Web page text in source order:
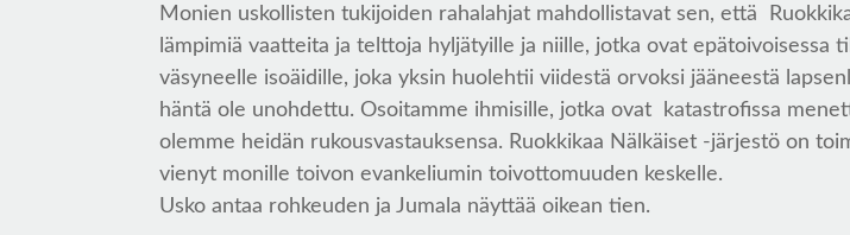
Monien uskollisten tukijoiden rahalahjat mahdollistavat sen, että
lämpimiä vaatteita ja telttoja hyljätyille ja niille, jotka ovat epätoivoisessa
väsyneelle isoäidille, joka yksin huolehtii viidestä orvoksi jääneestä
häntä ole unohdettu. Osoitamme ihmisille, jotka ovat katastrofissa
olemme heidän rukousvastauksensa. Ruokkikaa Nälkäiset -järjestö on
vienyt monille toivon evankeliumin toivottomuuden keskelle.
Usko antaa rohkeuden ja Jumala näyttää oikean tien.